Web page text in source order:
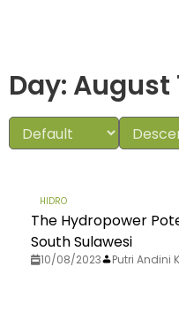
Day: August
HIDRO
The Hydropower
South Sulawesi
10/08/2023 Putri Andini